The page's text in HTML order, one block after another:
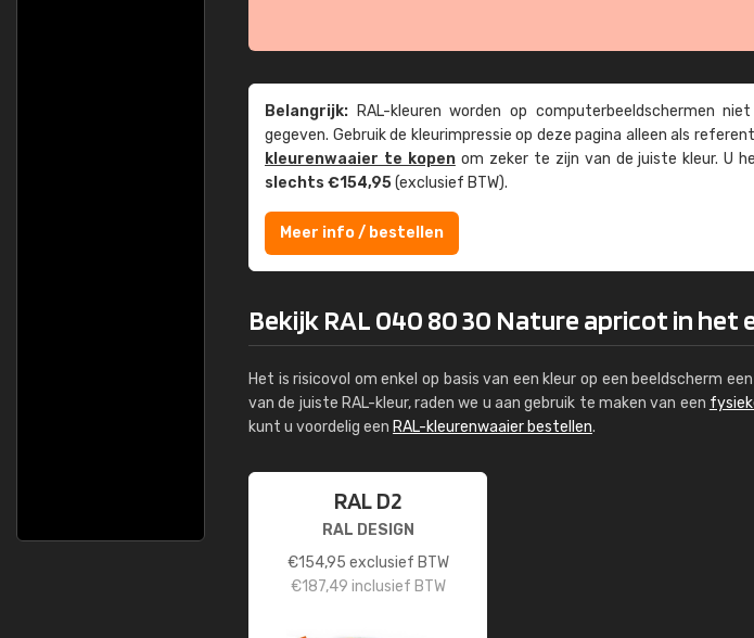
Belangrijk: RAL-kleuren worden op computer­beeld­schermen
gegeven. Gebruik de kleur­impressie op deze pagina alleen als
kleuren­waaier te kopenom zeker te zijn van de juiste kleur. U
slechts €154,95(exclusief BTW).
Meer info / bestellen
Bekijk RAL 040 80 30 Nature apricot in het
Het is risicovol om enkel op basis van een kleur op een beeldscherm
van de juiste RAL-kleur, raden we u aan gebruik te maken van een
kunt u voordelig een RAL-kleurenwaaier bestellen.
RAL D2
RAL DESIGN
€154,95 exclusief BTW
€187,49 inclusief BTW